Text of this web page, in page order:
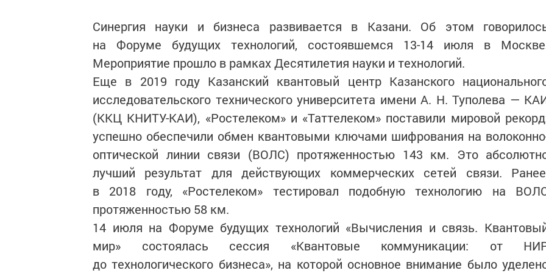
Синергия науки и бизнеса развивается в Казани. Об этом
на Форуме будущих технологий, состоявшемся 13-14 июля в
Мероприятие прошло в рамках Десятилетия науки и технологий.
Еще в 2019 году Казанский квантовый центр Казанского
исследовательского технического университета имени А. Н. Туполева —
(ККЦ КНИТУ-КАИ), «Ростелеком» и «Таттелеком» поставили мировой
успешно обеспечили обмен квантовыми ключами шифрования на
оптической линии связи (ВОЛС) протяженностью 143 км. Это
лучший результат для действующих коммерческих сетей связи.
в 2018 году, «Ростелеком» тестировал подобную технологию на
протяженностью 58 км.
14 июля на Форуме будущих технологий «Вычисления и связь.
мир» состоялась сессия «Квантовые коммуникации: от
до технологического бизнеса», на которой основное внимание было